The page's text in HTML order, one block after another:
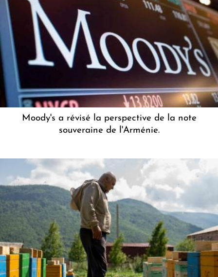
Moody's a révisé la perspective de la note
souveraine de l'Arménie.